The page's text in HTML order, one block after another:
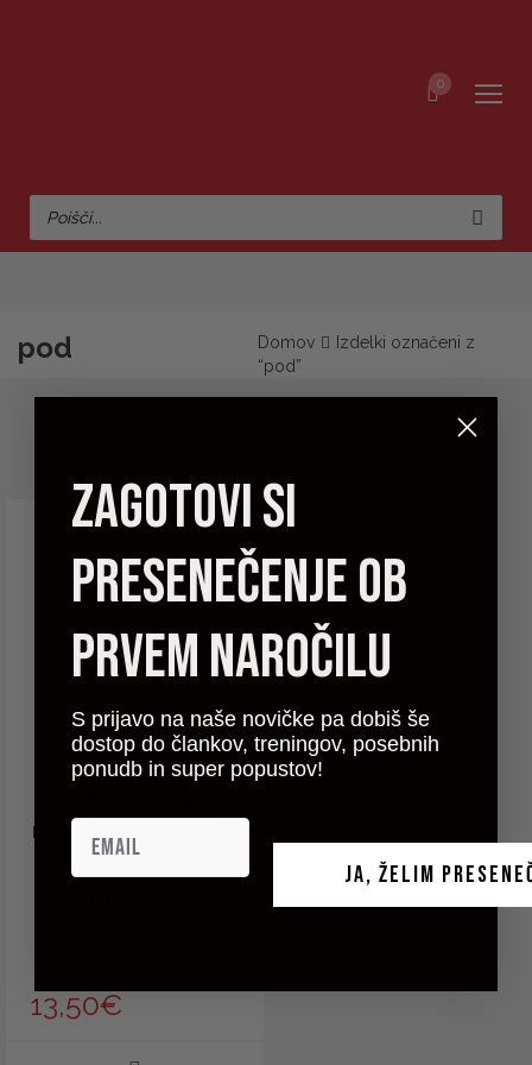
0
pod Domov
Izdelki označeni z
“pod”
reciklirane gume ♻️
13,50€
zagotovi si
presenečenje ob
prvem naročilu
S prijavo na naše novičke pa dobiš še
dostop do člankov, treningov, posebnih
ponudb in super popustov!
JA, ŽELIM